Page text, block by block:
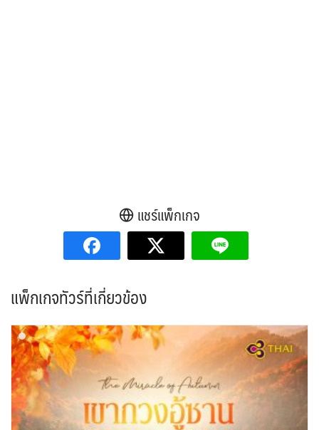
แชร์แพ็กเกจ
แพ็กเกจทัวร์ที่เกี่ยวข้อง